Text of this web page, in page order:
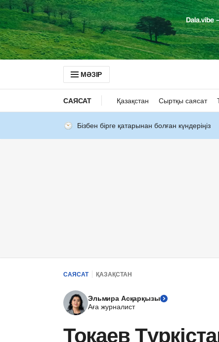
МӘЗІР
САЯСАТ Қазақстан Сыртқы саясат
Бізбен бірге қатарынан болған күндеріңіз
САЯСАТ ҚАЗАҚСТАН
Эльмира Асқарқызы
Аға журналист
Тоқаев